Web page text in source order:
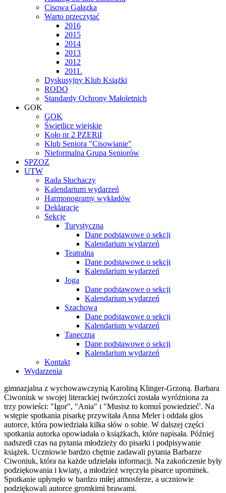
Cisowa Gałązka
Warto przeczytać
2016
2015
2014
2013
2012
2011.
Dyskusyjny Klub Książki
RODO
Standardy Ochrony Małoletnich
GOK
GOK
Świetlice wiejskie
Koło nr 2 PZERiI
Klub Seniora "Cisowianie"
Nieformalna Grupa Seniorów
SPZOZ
UTW
Rada Słuchaczy
Kalendarium wydarzeń
Harmonogramy wykładów
Deklaracje
Sekcje
Turystyczna
Dane podstawowe o sekcji
Kalendarium wydarzeń
Teatralna
Dane podstawowe o sekcji
Kalendarium wydarzeń
Joga
Dane podstawowe o sekcji
Kalendarium wydarzeń
Szachowa
Dane podstawowe o sekcji
Kalendarium wydarzeń
Taneczna
Dane podstawowe o sekcji
Kalendarium wydarzeń
Kontakt
Wydarzenia
gimnazjalna z wychowawczynią Karoliną Klinger-Grzoną. Barbara
Ciwoniuk w swojej literackiej twórczości została wyróżniona za
trzy powieści: "Igor", "Ania" i "Musisz to komuś powiedzieć'. Na
wstępie spotkania pisarkę przywitała Anna Meler i oddała głos
autorce, która powiedziała kilka słów o sobie. W dalszej części
spotkania autorka opowiadała o książkach, które napisała. Później
nadszedł czas na pytania młodzieży do pisarki i podpisywanie
książek. Uczniowie bardzo chętnie zadawali pytania Barbarze
Ciwoniuk, która na każde udzielała informacji. Na zakończenie były
podziękowania i kwiaty, a młodzież wręczyła pisarce upominek.
Spotkanie upłynęło w bardzo miłej atmosferze, a uczniowie
podziękowali autorce gromkimi brawami.